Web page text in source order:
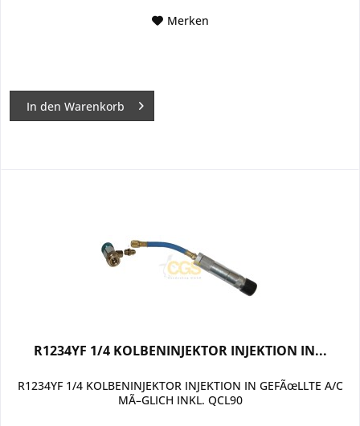
Merken
In den Warenkorb
R1234YF 1/4 KOLBENINJEKTOR INJEKTION IN...
R1234YF 1/4 KOLBENINJEKTOR INJEKTION IN GEFÃœLLTE A/C
MÃ–GLICH INKL. QCL90